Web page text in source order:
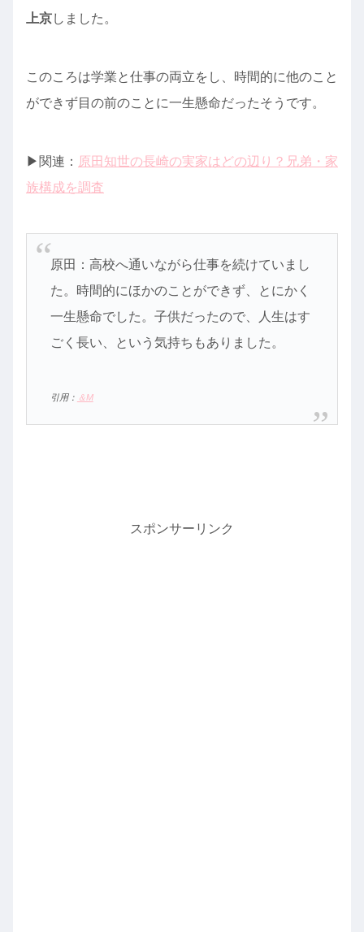
上京しました。
このころは学業と仕事の両立をし、時間的に他のこと
ができず目の前のことに一生懸命だったそうです。
▶︎関連： 原田知世の長崎の実家はどの辺り？兄弟・家
族構成を調査
原田：高校へ通いながら仕事を続けていまし
た。時間的にほかのことができず、とにかく
一生懸命でした。子供だったので、人生はす
ごく長い、という気持ちもありました。
引用： ＆M
スポンサーリンク